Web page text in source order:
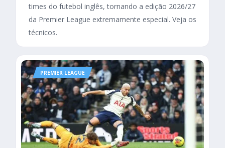
times do futebol inglês, tornando a edição 2026/27
da Premier League extremamente especial. Veja os
técnicos.
PREMIER LEAGUE